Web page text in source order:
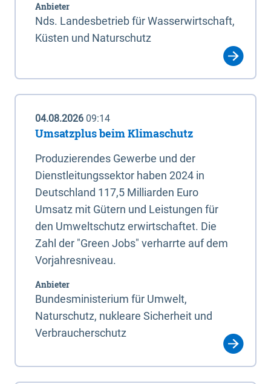
Anbieter
Nds. Landesbetrieb für Wasserwirtschaft,
Küsten und Naturschutz
04.08.2026 09:14
Umsatzplus beim Klimaschutz
Produzierendes Gewerbe und der
Dienstleitungssektor haben 2024 in
Deutschland 117,5 Milliarden Euro
Umsatz mit Gütern und Leistungen für
den Umweltschutz erwirtschaftet. Die
Zahl der "Green Jobs" verharrte auf dem
Vorjahresniveau.
Anbieter
Bundesministerium für Umwelt,
Naturschutz, nukleare Sicherheit und
Verbraucherschutz